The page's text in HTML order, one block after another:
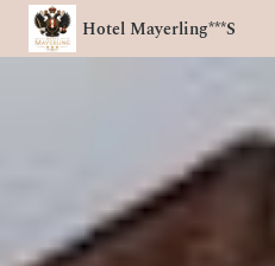
Hotel Mayerling***S